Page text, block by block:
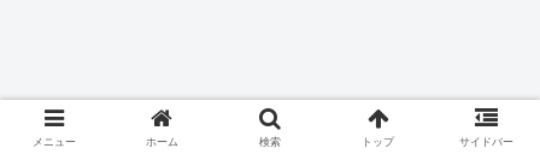
メニュー ホーム 検索 トップ サイドバー